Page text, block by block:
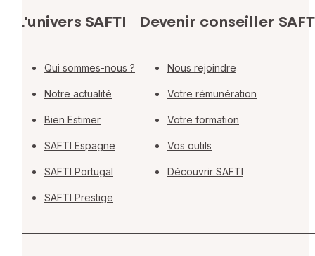
L'univers SAFTI
Qui sommes-nous ?
Notre actualité
Bien Estimer
SAFTI Espagne
SAFTI Portugal
SAFTI Prestige
Devenir conseiller
Nous rejoindre
Votre rémunération
Votre formation
Vos outils
Découvrir SAFTI